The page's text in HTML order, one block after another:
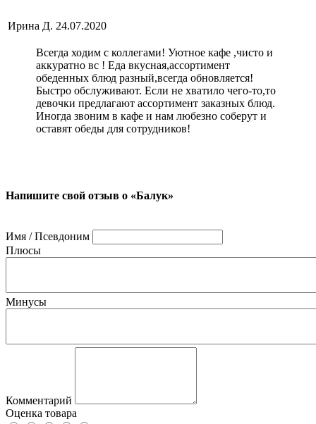
Ирина Д. 24.07.2020
Всегда ходим с коллегами! Уютное кафе ,чисто и
аккуратно вс ! Еда вкусная,ассортимент
обеденных блюд разный,всегда обновляется!
Быстро обслуживают. Если не хватило чего-то,то
девочки предлагают ассортимент заказных блюд.
Иногда звоним в кафе и нам любезно соберут и
оставят обеды для сотрудников!
Напишите свой отзыв о «Балук»
Имя / Псевдоним
Плюсы
Минусы
Комментарий
Оценка товара